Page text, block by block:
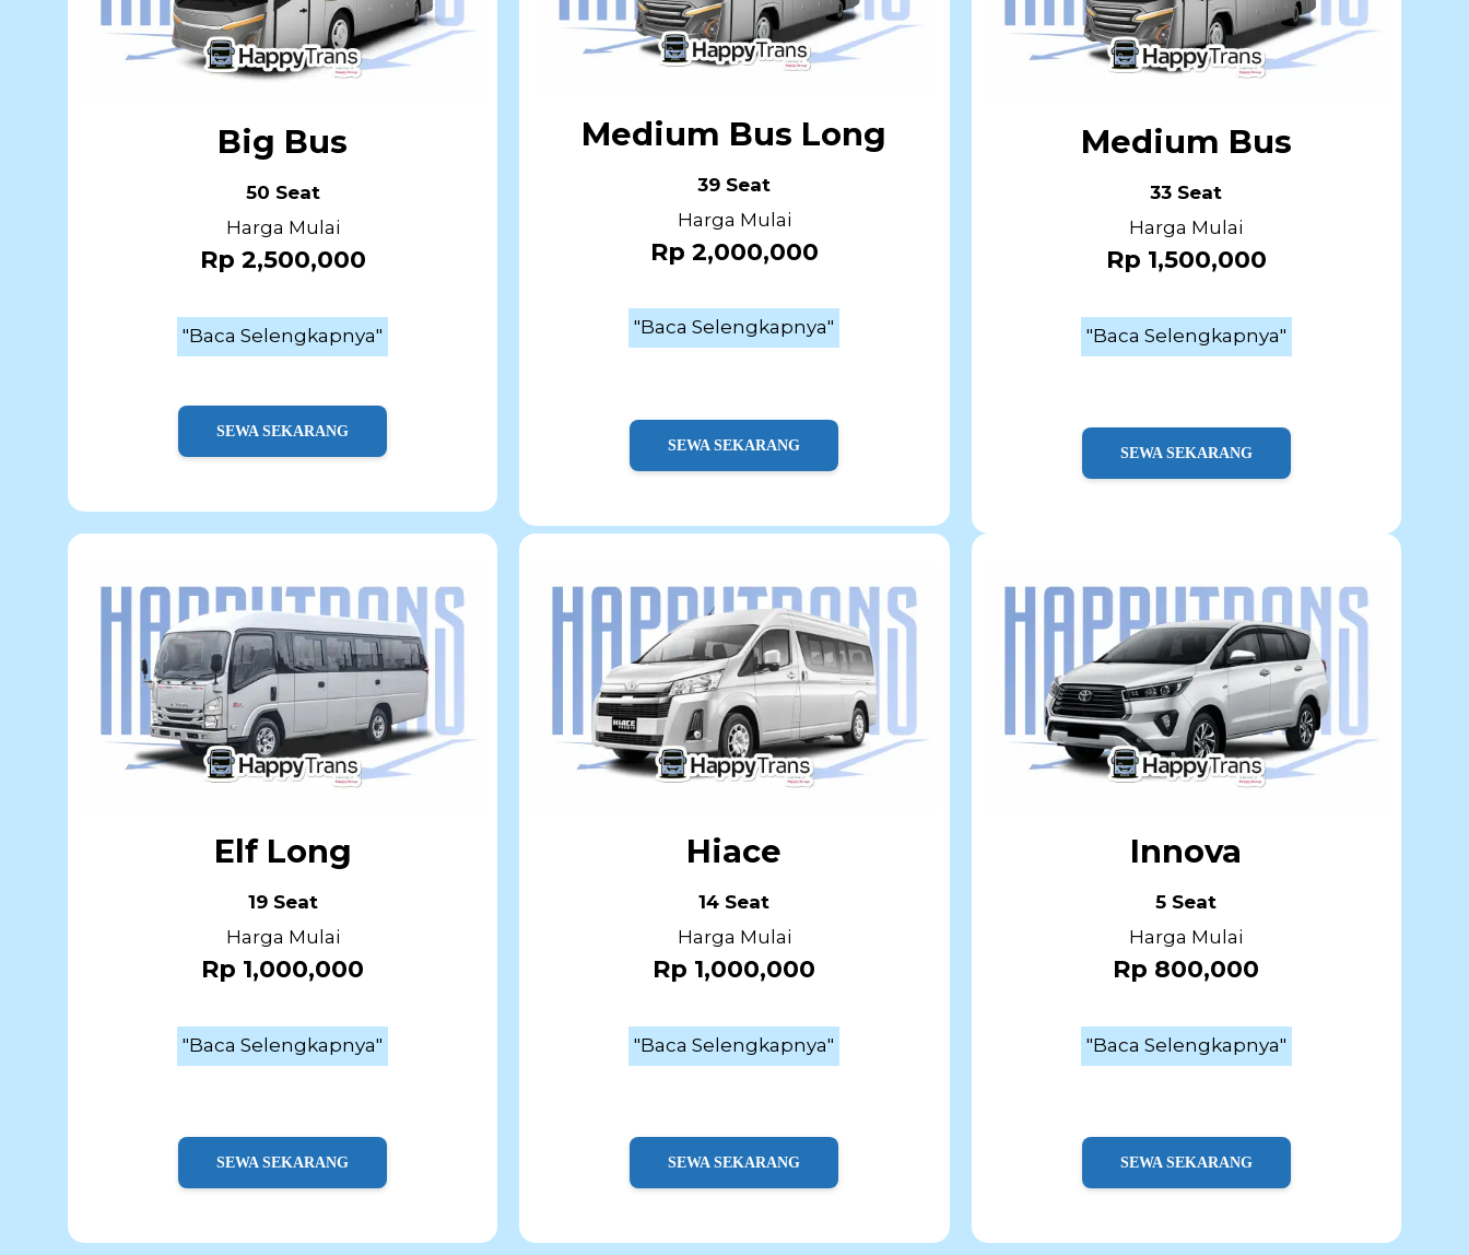
Big Bus
50 Seat
Harga Mulai
Rp 2,500,000
"Baca Selengkapnya"
SEWA SEKARANG
Medium Bus Long
39 Seat
Harga Mulai
Rp 2,000,000
"Baca Selengkapnya"
SEWA SEKARANG
Medium Bus
33 Seat
Harga Mulai
Rp 1,500,000
"Baca Selengkapnya"
SEWA SEKARANG
Elf Long
19 Seat
Harga Mulai
Rp 1,000,000
"Baca Selengkapnya"
SEWA SEKARANG
Hiace
14 Seat
Harga Mulai
Rp 1,000,000
"Baca Selengkapnya"
SEWA SEKARANG
Innova
5 Seat
Harga Mulai
Rp 800,000
"Baca Selengkapnya"
SEWA SEKARANG